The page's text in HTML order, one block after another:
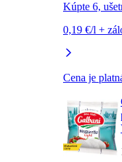
Kúpte 6,
0,19 €/l +
Cena je